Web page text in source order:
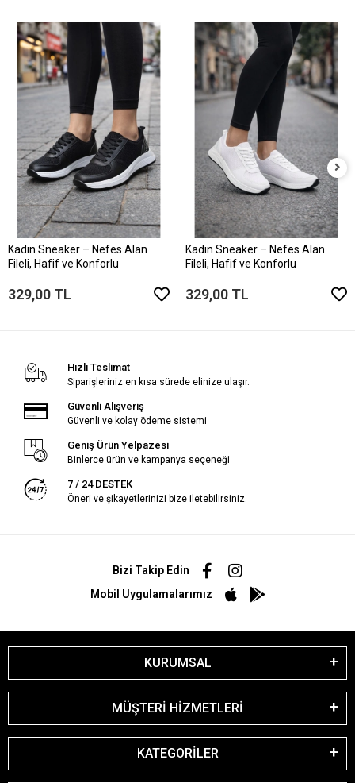
Kadın Sneaker – Nefes Alan
Fileli, Hafif ve Konforlu
329,00 TL
Kadın Sneaker – Nefes Alan
Fileli, Hafif ve Konforlu
329,00 TL
Hızlı Teslimat
Siparişleriniz en kısa sürede elinize ulaşır.
Güvenli Alışveriş
Güvenli ve kolay ödeme sistemi
Geniş Ürün Yelpazesi
Binlerce ürün ve kampanya seçeneği
7 / 24 DESTEK
Öneri ve şikayetlerinizi bize iletebilirsiniz.
Bizi Takip Edin
Mobil Uygulamalarımız
KURUMSAL
MÜŞTERİ HİZMETLERİ
KATEGORİLER